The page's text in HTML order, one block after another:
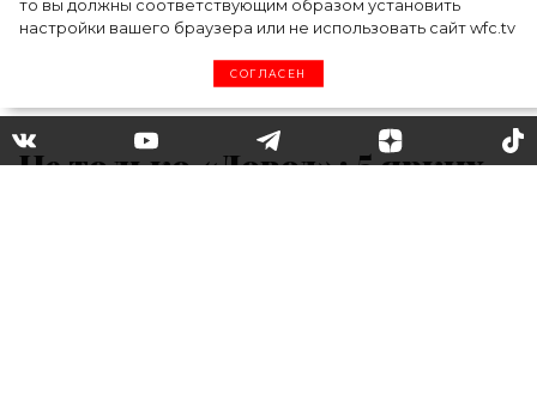
то вы должны соответствующим образом установить
настройки вашего браузера или не использовать сайт wfc.tv
СОГЛАСЕН
Не только «Довод»: 5 ярких